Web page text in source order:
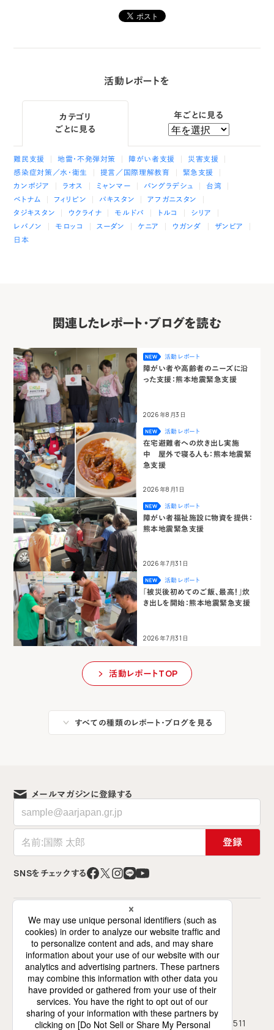
活動レポートを
カテゴリ
ごとに見る
難民支援 地雷・不発弾対策 障がい者支援
災害支援
感染症対策／水・衛生
提言／国際理解教育
緊急支援
カンボジア
ラオス ミャンマー バングラデシュ
台湾
ベトナム
フィリピン パキスタン
アフガニスタン
タジキスタン
ウクライナ モルドバ トルコ
シリア
レバノン
モロッコ スーダン ケニア ウガンダ
ザンビア
日本
年ごとに見る
関連したレポート・ブログを読む
活動レポート
障がい者や高齢者のニーズに沿
った支援：熊本地震緊急支援
2026年8月3日
活動レポート
在宅避難者への炊き出し実施
中 屋外で寝る人も：熊本地震緊
急支援
2026年8月1日
活動レポート
障がい者福祉施設に物資を提供：
熊本地震緊急支援
2026年7月31日
活動レポート
「被災後初めてのご飯、最高！」炊
き出しを開始：熊本地震緊急支援
2026年7月31日
活動レポートTOP
すべての種類のレポート・ブログを見る
メールマガジンに登録する
登録
SNSをチェックする
特定非営利活動法人 難民を助ける会（AAR Japan）
〒141-0021 東京都品川区上大崎2-12-2
ミズホビル7階（交流スペースは6階）
フリーダイヤル 0120-786-746 TEL 03-5423-4511